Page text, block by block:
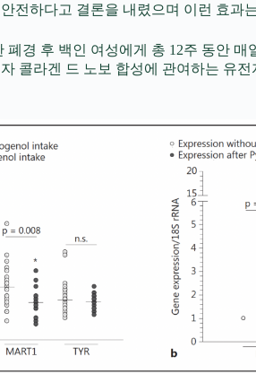
전하다고 결론을 내렸으며 이런 효
폐경 후 백인 여성에게 총 12주 동안
콜라겐 드 노보 합성에 관여하는 유전